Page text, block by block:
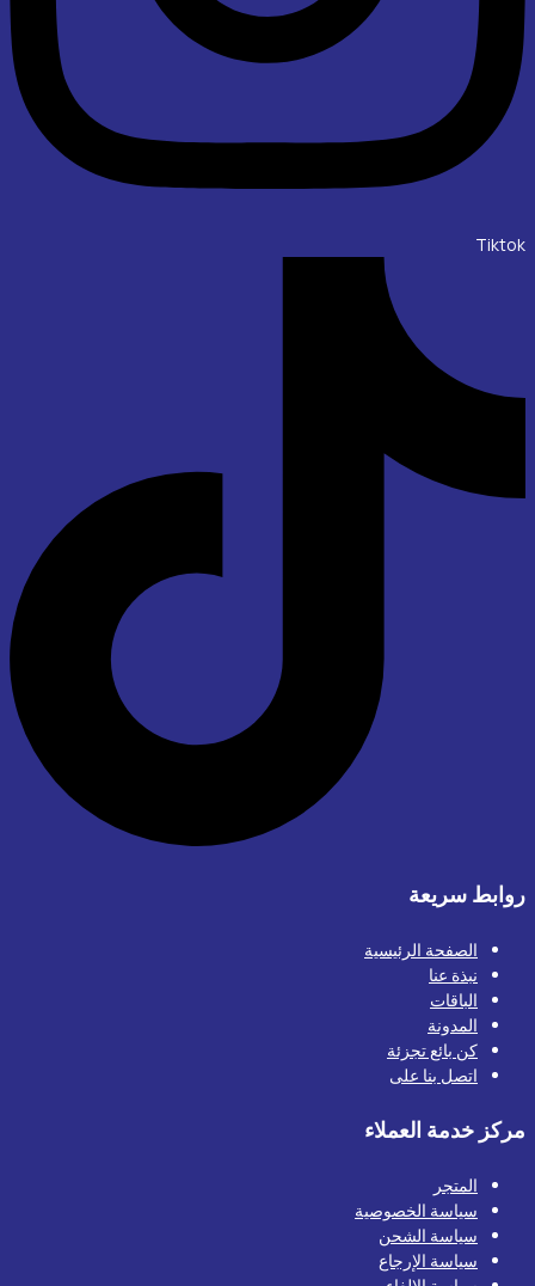
Tiktok
روابط سريعة
الصفحة الرئيسية
نبذة عنا
الباقات
المدونة
كن بائع تجزئة
اتصل بنا على
مركز خدمة العملاء
المتجر
سياسة الخصوصية
سياسة الشحن
سياسة الإرجاع